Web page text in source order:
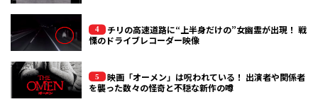
チリの高速道路に“上半身だけの”女幽霊が出現！ 戦
慄のドライブレコーダー映像
映画「オーメン」は呪われている！ 出演者や関係者
を襲った数々の怪奇と不穏な新作の噂